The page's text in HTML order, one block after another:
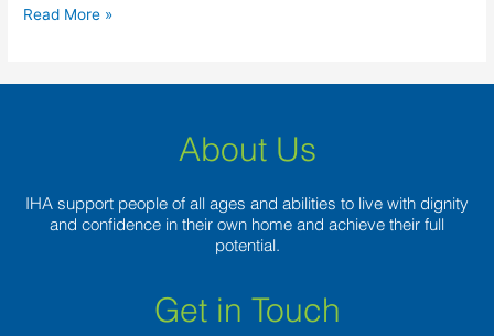
Read More »
About Us
IHA support people of all ages and abilities to live with dignity
and confidence in their own home and achieve their full
potential.
Get in Touch